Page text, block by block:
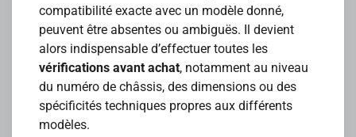
compatibilité exacte avec un modèle donné,
peuvent être absentes ou ambiguës. Il devient
alors indispensable d’effectuer toutes les
vérifications avant achat, notamment au niveau
du numéro de châssis, des dimensions ou des
spécificités techniques propres aux différents
modèles.